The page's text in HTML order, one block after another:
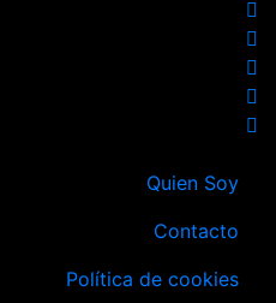
Quien Soy
Contacto
Política de cookies